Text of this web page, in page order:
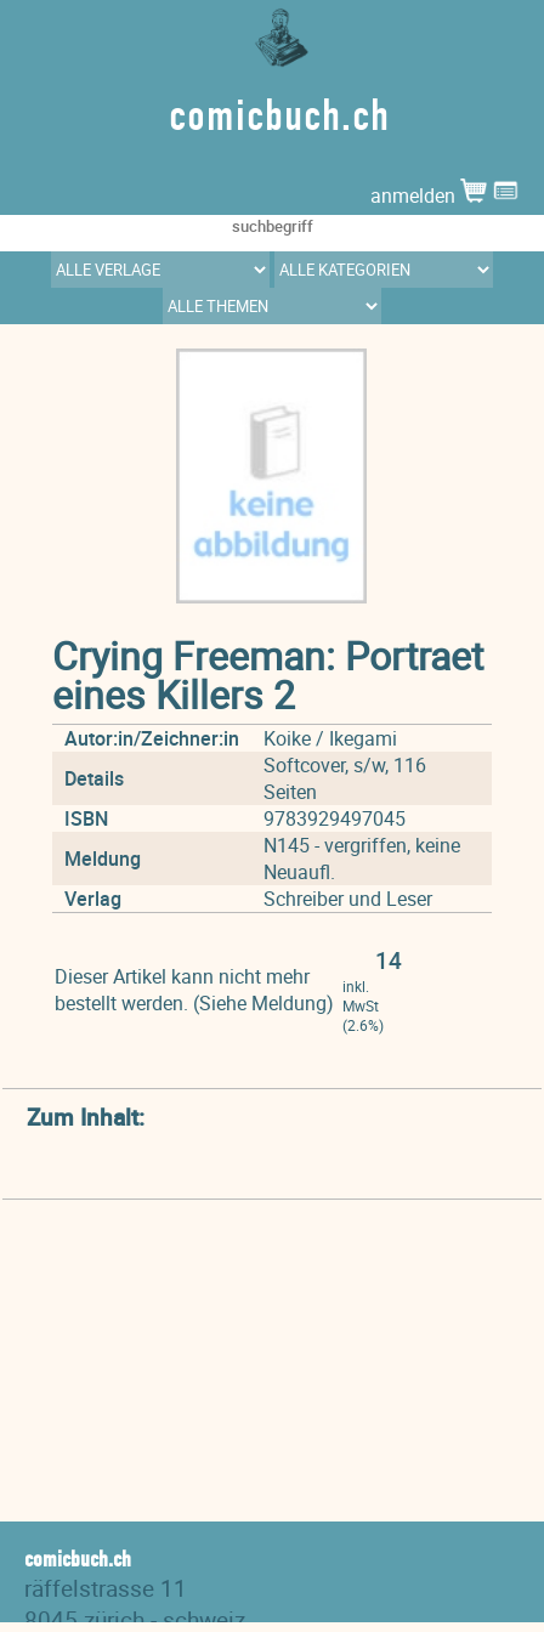
comicbuch.ch
anmelden
Crying Freeman: Portraet
eines Killers 2
Autor:in/Zeichner:in
Koike / Ikegami
Details
Softcover, s/w, 116
Seiten
ISBN
9783929497045
Meldung
N145 - vergriffen, keine
Neuaufl.
Verlag
Schreiber und Leser
Dieser Artikel kann nicht mehr
bestellt werden. (Siehe Meldung)
14
inkl.
MwSt
(2.6%)
Zum Inhalt:
comicbuch.ch
räffelstrasse 11
8045 zürich - schweiz